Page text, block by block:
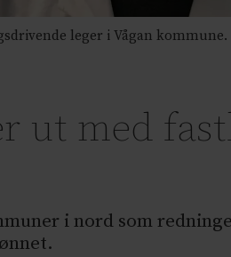
leger i Vågan
ut med
i nord som